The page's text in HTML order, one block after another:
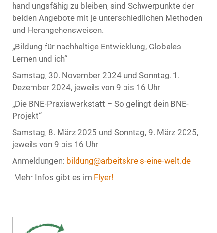
handlungsfähig zu bleiben, sind Schwerpunkte der
beiden Angebote mit je unterschiedlichen Methoden
und Herangehensweisen.
„Bildung für nachhaltige Entwicklung, Globales
Lernen und ich“
Samstag, 30. November 2024 und Sonntag, 1.
Dezember 2024, jeweils von 9 bis 16 Uhr
„Die BNE-Praxiswerkstatt – So gelingt dein BNE-
Projekt“
Samstag, 8. März 2025 und Sonntag, 9. März 2025,
jeweils von 9 bis 16 Uhr
Anmeldungen: bildung@arbeitskreis-eine-welt.de
Mehr Infos gibt es im Flyer!